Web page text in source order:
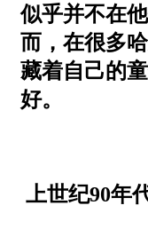
似乎并不在
而，在很多
藏着自己的
好。
上世纪90年